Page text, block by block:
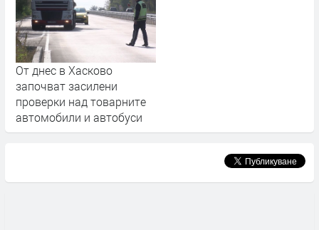
От днес в Хасково
започват засилени
проверки над товарните
автомобили и автобуси